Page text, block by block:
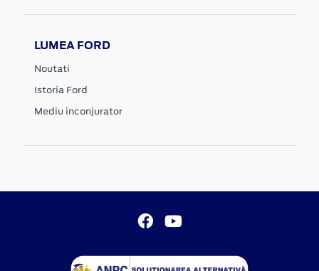
LUMEA FORD
Noutati
Istoria Ford
Mediu inconjurator